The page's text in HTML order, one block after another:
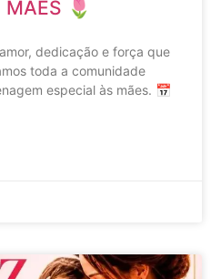
MÃES 🌷
dedicação e força que
toda a comunidade
especial às mães. 📅